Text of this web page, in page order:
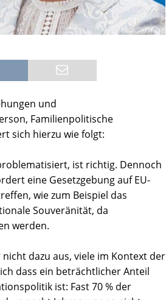
und
Familienpolitische
sich hierzu wie folgt:
ist richtig. Dennoch
eine Gesetzgebung auf EU-
wie zum Beispiel das
Souveränität, da
werden.
dazu aus, viele im Kontext der
dass ein beträchtlicher Anteil
ist: Fast 70 % der